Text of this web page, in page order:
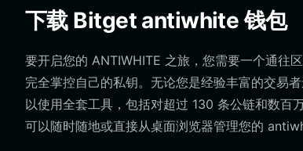
下载 Bitget antiwhite 钱包
要开启您的 ANTIWHITE 之旅，您需要一个通往
完全掌控自己的私钥。无论您是经验丰富的交易
以使用全套工具，包括对超过 130 条公链和数百
可以随时随地或直接从桌面浏览器管理您的